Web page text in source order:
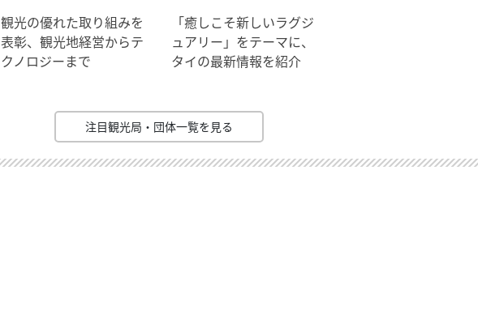
観光の優れた取り組みを
表彰、観光地経営からテ
クノロジーまで
「癒しこそ新しいラグジ
ュアリー」をテーマに、
タイの最新情報を紹介
注目観光局・団体一覧を見る